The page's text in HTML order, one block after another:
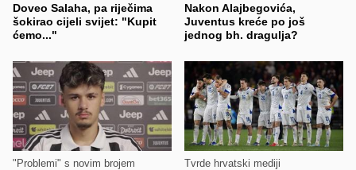
Doveo Salaha, pa riječima
šokirao cijeli svijet: "Kupit
ćemo..."
Nakon Alajbegovića,
Juventus kreće po još
jednog bh. dragulja?
"Problemi" s novim brojem Tvrde hrvatski mediji